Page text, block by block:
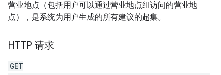
营业地点（包括用户可以通过营业地点组访问的营业地
点），是系统为用户生成的所有建议的超集。
HTTP 请求
GET